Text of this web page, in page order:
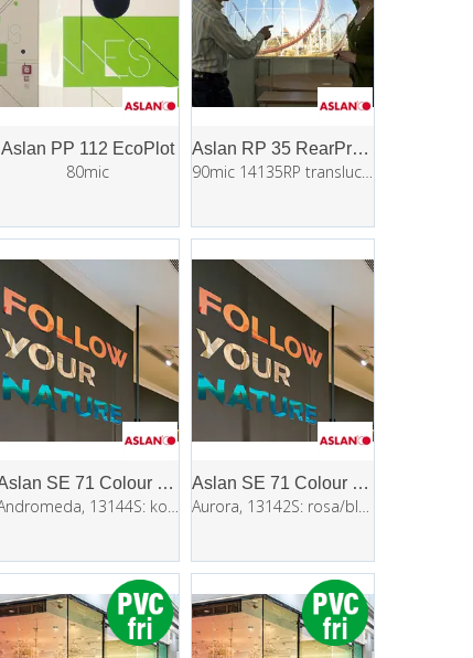
Aslan PP 112 EcoPlot
80mic
Aslan RP 35 RearProjection
90mic 14135RP translucent, matt
Aslan SE 71 Colour Shift Opaque
Andromeda, 13144S: kobber/grønn 1,35x25m
Aslan SE 71 Colour Shift Opaque
Aurora, 13142S: rosa/blå 1,35x1m